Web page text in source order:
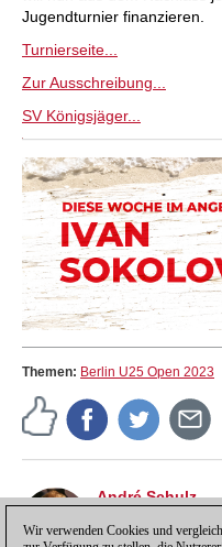
Jugendturnier finanzieren.
Turnierseite...
Zur Ausschreibung...
SV Königsjäger...
Themen: Berlin U25 Open 2023
André Schulz
der Redakteur
Wir verwenden Cookies und